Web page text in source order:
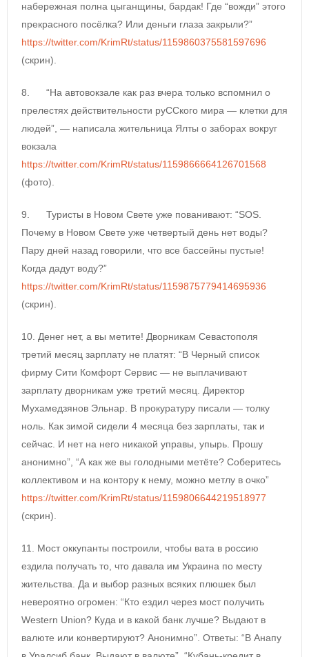
набережная полна цыганщины, бардак! Где “вожди” этого
прекрасного посёлка? Или деньги глаза закрыли?”
https://twitter.com/KrimRt/status/1159860375581597696
(скрин).
8. “На автовокзале как раз вчера только вспомнил о
прелестях действительности руССкого мира — клетки для
людей”, — написала жительница Ялты о заборах вокруг
вокзала
https://twitter.com/KrimRt/status/1159866664126701568
(фото).
9. Туристы в Новом Свете уже пованивают: “SOS.
Почему в Новом Свете уже четвертый день нет воды?
Пару дней назад говорили, что все бассейны пустые!
Когда дадут воду?”
https://twitter.com/KrimRt/status/1159875779414695936
(скрин).
10. Денег нет, а вы метите! Дворникам Севастополя
третий месяц зарплату не платят: “В Черный список
фирму Сити Комфорт Сервис — не выплачивают
зарплату дворникам уже третий месяц. Директор
Мухамедзянов Эльнар. В прокуратуру писали — толку
ноль. Как зимой сидели 4 месяца без зарплаты, так и
сейчас. И нет на него никакой управы, упырь. Прошу
анонимно”, “А как же вы голодными метёте? Соберитесь
коллективом и на контору к нему, можно метлу в очко”
https://twitter.com/KrimRt/status/1159806644219518977
(скрин).
11. Мост оккупанты построили, чтобы вата в россию
ездила получать то, что давала им Украина по месту
жительства. Да и выбор разных всяких плюшек был
невероятно огромен: “Кто ездил через мост получить
Western Union? Куда и в какой банк лучше? Выдают в
валюте или конвертируют? Анонимно”. Ответы: “В Анапу